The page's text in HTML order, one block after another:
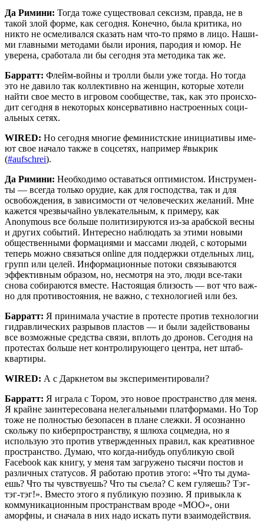
Да Рими­ни: Тогда тоже суще­ство­вал сек­сизм, прав­да, не в
такой злой фор­ме, как сего­дня. Конеч­но, была кри­ти­ка, но
никто не осме­ли­вал­ся ска­зать нам что-то пря­мо в лицо. Наши­
ми глав­ны­ми мето­да­ми были иро­ния, паро­дия и юмор. Не
уве­ре­на, сра­бо­та­ла ли бы сего­дня эта мето­ди­ка так же.
Бар­ратт: Флейм-вой­ны и трол­ли были уже тогда. Но тогда
это не дави­ло так кол­лек­тив­но на жен­щин, кото­рые хоте­ли
най­ти свое место в игро­вом сооб­ще­стве, так, как это про­ис­хо­
дит сего­дня в неко­то­рых кон­сер­ва­тив­но настро­ен­ных соци­
аль­ных сетях.
WIRED: Но сего­дня мно­гие феми­нист­ские ини­ци­а­ти­вы име­
ют свое нача­ло так­же в соц­се­тях, напри­мер #выкрик
(#aufschrei).
Да Рими­ни: Необ­хо­ди­мо оста­вать­ся опти­ми­стом. Инстру­мен­
ты — все­гда толь­ко ору­дие, как для гос­под­ства, так и для
осво­бож­де­ния, в зави­си­мо­сти от чело­ве­че­ских жела­ний. Мне
кажет­ся чрез­вы­чай­но увле­ка­тель­ным, к при­ме­ру, как
Anonymous все боль­ше поли­ти­зи­ру­ют­ся из-за араб­ской вес­ны
и дру­гих собы­тий. Инте­рес­но наблю­дать за эти­ми новы­ми
обще­ствен­ны­ми фор­ма­ци­я­ми и мас­са­ми людей, с кото­ры­ми
теперь мож­но свя­зать­ся online для под­держ­ки отдель­ных лиц,
групп или целей. Инфор­ма­ци­он­ные пото­ки свя­зы­ва­ют­ся
эффек­тив­ным обра­зом, но, несмот­ря на это, люди все-таки
сно­ва соби­ра­ют­ся вме­сте. Насто­я­щая бли­зость — вот что важ­
но для про­ти­во­сто­я­ния, не важ­но, с тех­но­ло­ги­ей или без.
Бар­ратт: Я при­ни­ма­ла уча­стие в про­те­сте про­тив тех­но­ло­гии
гид­рав­ли­че­ских раз­ры­вов пла­стов — и были задей­ство­ва­ны
все воз­мож­ные сред­ства свя­зи, вплоть до дро­нов. Сего­дня на
про­те­стах боль­ше нет кон­тро­ли­ру­ю­ще­го цен­тра, нет штаб-
квартиры.
WIRED: А с Дарк­не­том вы экспериментировали?
Бар­ратт: Я игра­ла с Тором, это новое про­стран­ство для меня.
Я крайне заин­те­ре­со­ва­на неле­галь­ны­ми плат­фор­ма­ми. Но Тор
тоже не пол­но­стью без­опа­сен в плане слеж­ки. Я осо­знан­но
сколь­жу по кибер­про­стран­ству, я шлю­ха соц­ме­диа, но я
исполь­зую это про­тив утвер­жден­ных пра­вил, как кре­а­тив­ное
про­стран­ство. Думаю, что когда-нибудь опуб­ли­кую свой
Facebook как кни­гу, у меня там загру­же­но тыся­чи постов и
раз­лич­ных ста­ту­сов. Я рабо­таю про­тив это­го: «Что ты дума­
ешь? Что ты чув­ству­ешь? Что ты съе­ла? С кем гуля­ешь? Тэг-
тэг-тэг!». Вме­сто это­го я пуб­ли­кую поэ­зию. Я при­вык­ла к
ком­му­ни­ка­ци­он­ным про­стран­ствам вро­де «MOO», они
аморф­ны, и сна­ча­ла в них надо искать пути взаимодействия.